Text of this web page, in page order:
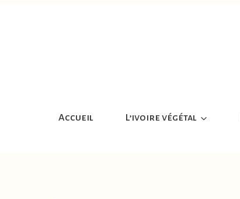
Accueil L’ivoire végétal